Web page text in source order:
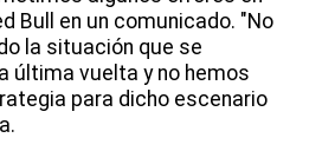
Bull en un comunicado. "No
la situación que se
última vuelta y no hemos
para dicho escenario